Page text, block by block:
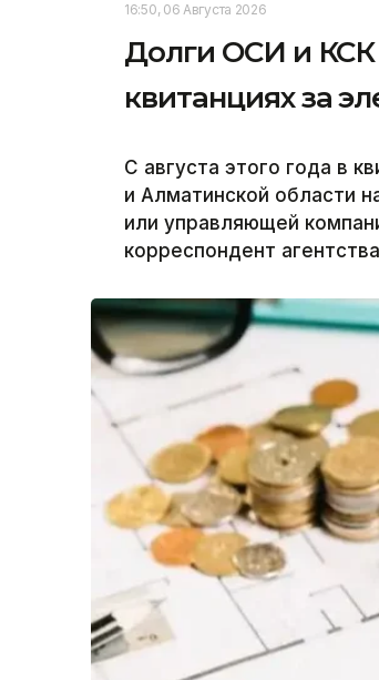
16:50, 06 Августа 2026
Долги ОСИ и КСК
квитанциях за
С августа этого года в
и Алматинской области
или управляющей
корреспондент